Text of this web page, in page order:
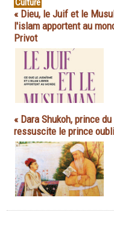
Culture
« Dieu, le Juif et le
l'islam apportent au
Privot
« Dara Shukoh, prince
ressuscite le prince